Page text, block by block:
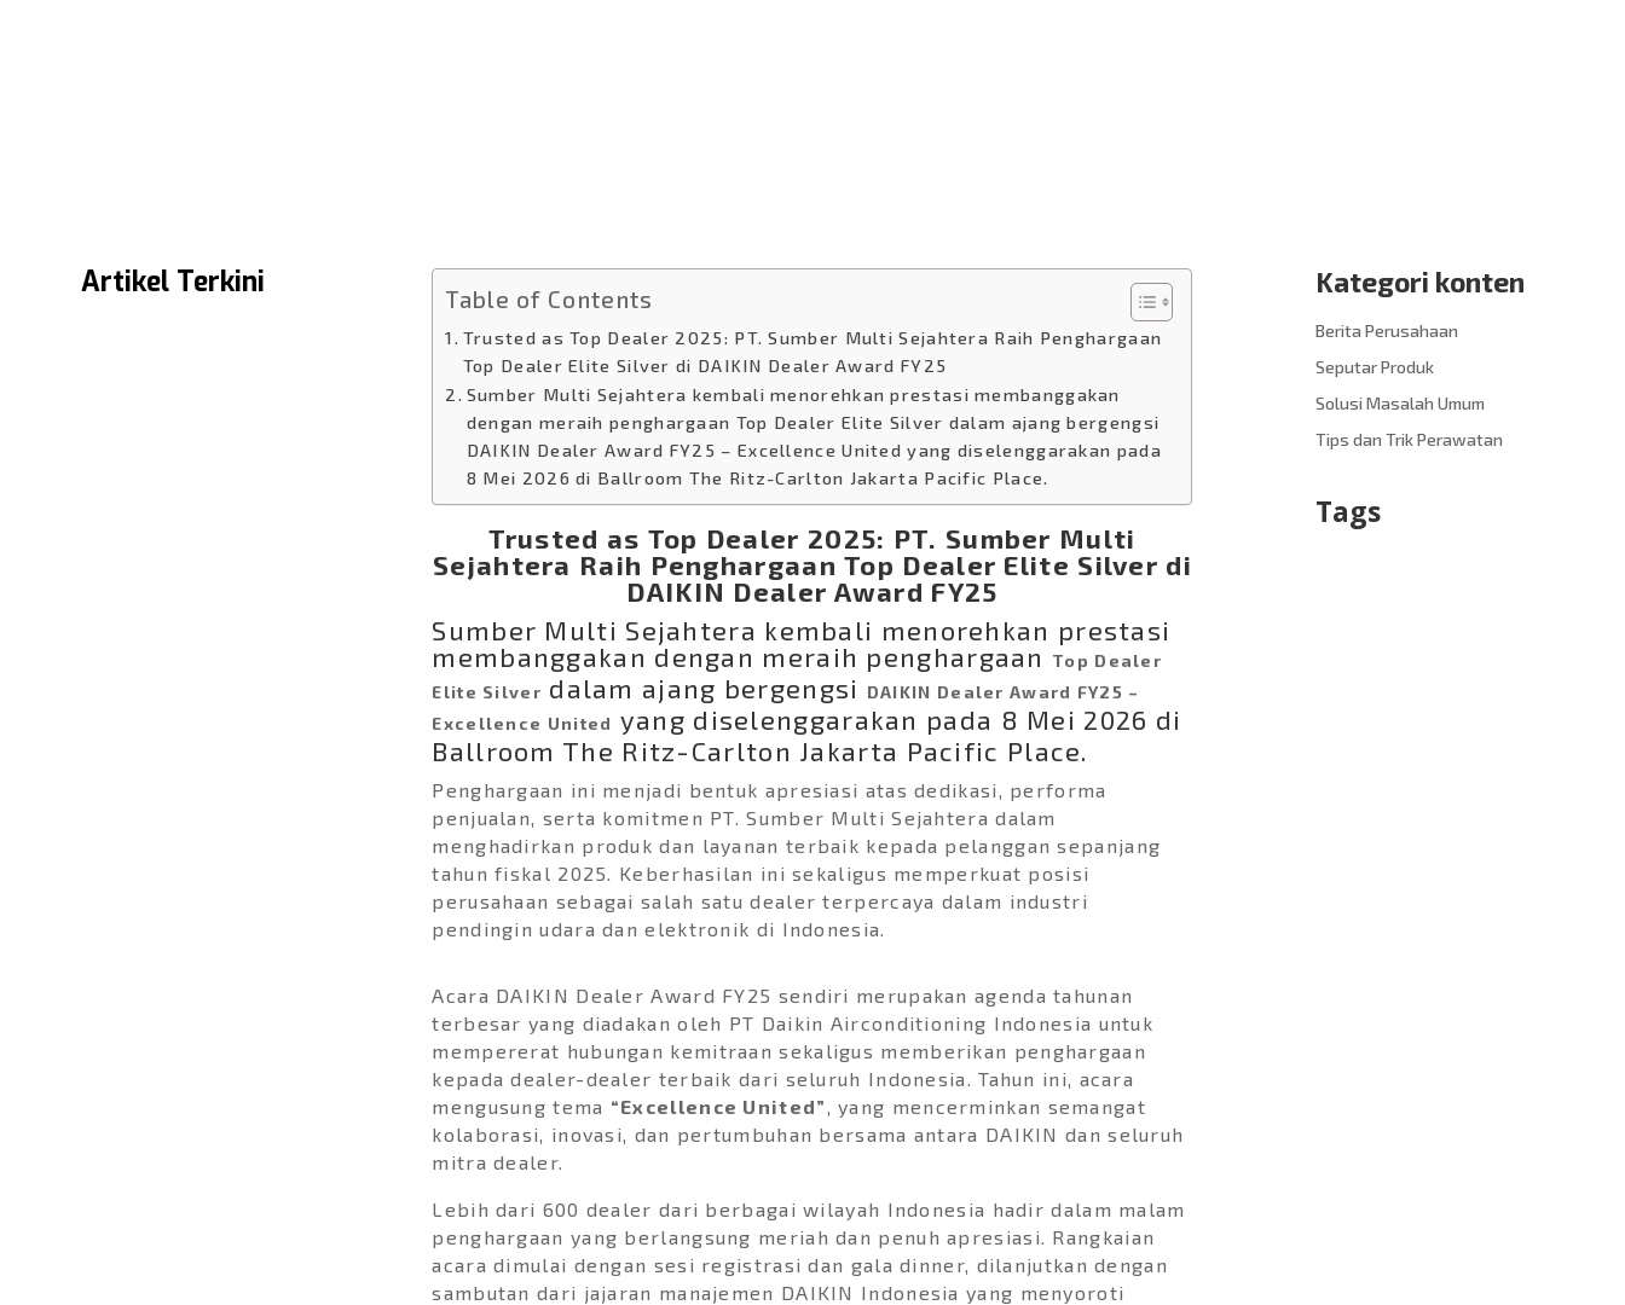
Artikel Terkini Table of Contents
Trusted as Top Dealer 2025: PT. Sumber Multi Sejahtera Raih Penghargaan
Top Dealer Elite Silver di DAIKIN Dealer Award FY25
Sumber Multi Sejahtera kembali menorehkan prestasi membanggakan
dengan meraih penghargaan Top Dealer Elite Silver dalam ajang bergengsi
DAIKIN Dealer Award FY25 – Excellence United yang diselenggarakan pada
8 Mei 2026 di Ballroom The Ritz-Carlton Jakarta Pacific Place.
Trusted as Top Dealer 2025: PT. Sumber Multi
Sejahtera Raih Penghargaan Top Dealer Elite Silver di
DAIKIN Dealer Award FY25
Sumber Multi Sejahtera kembali menorehkan prestasi
membanggakan dengan meraih penghargaan
Top Dealer
Elite Silver dalam ajang bergengsi
DAIKIN Dealer Award FY25 –
Excellence United yang diselenggarakan pada 8 Mei 2026 di
Ballroom The Ritz-Carlton Jakarta Pacific Place.
Penghargaan ini menjadi bentuk apresiasi atas dedikasi, performa
penjualan, serta komitmen PT. Sumber Multi Sejahtera dalam
menghadirkan produk dan layanan terbaik kepada pelanggan sepanjang
tahun fiskal 2025. Keberhasilan ini sekaligus memperkuat posisi
perusahaan sebagai salah satu dealer terpercaya dalam industri
pendingin udara dan elektronik di Indonesia.
Acara DAIKIN Dealer Award FY25 sendiri merupakan agenda tahunan
terbesar yang diadakan oleh PT Daikin Airconditioning Indonesia untuk
mempererat hubungan kemitraan sekaligus memberikan penghargaan
kepada dealer-dealer terbaik dari seluruh Indonesia. Tahun ini, acara
mengusung tema “Excellence United”
, yang mencerminkan semangat
kolaborasi, inovasi, dan pertumbuhan bersama antara DAIKIN dan seluruh
mitra dealer.
Lebih dari 600 dealer dari berbagai wilayah Indonesia hadir dalam malam
penghargaan yang berlangsung meriah dan penuh apresiasi. Rangkaian
acara dimulai dengan sesi registrasi dan gala dinner, dilanjutkan dengan
sambutan dari jajaran manajemen DAIKIN Indonesia yang menyoroti
Kategori konten
Berita Perusahaan
Seputar Produk
Solusi Masalah Umum
Tips dan Trik Perawatan
Tags